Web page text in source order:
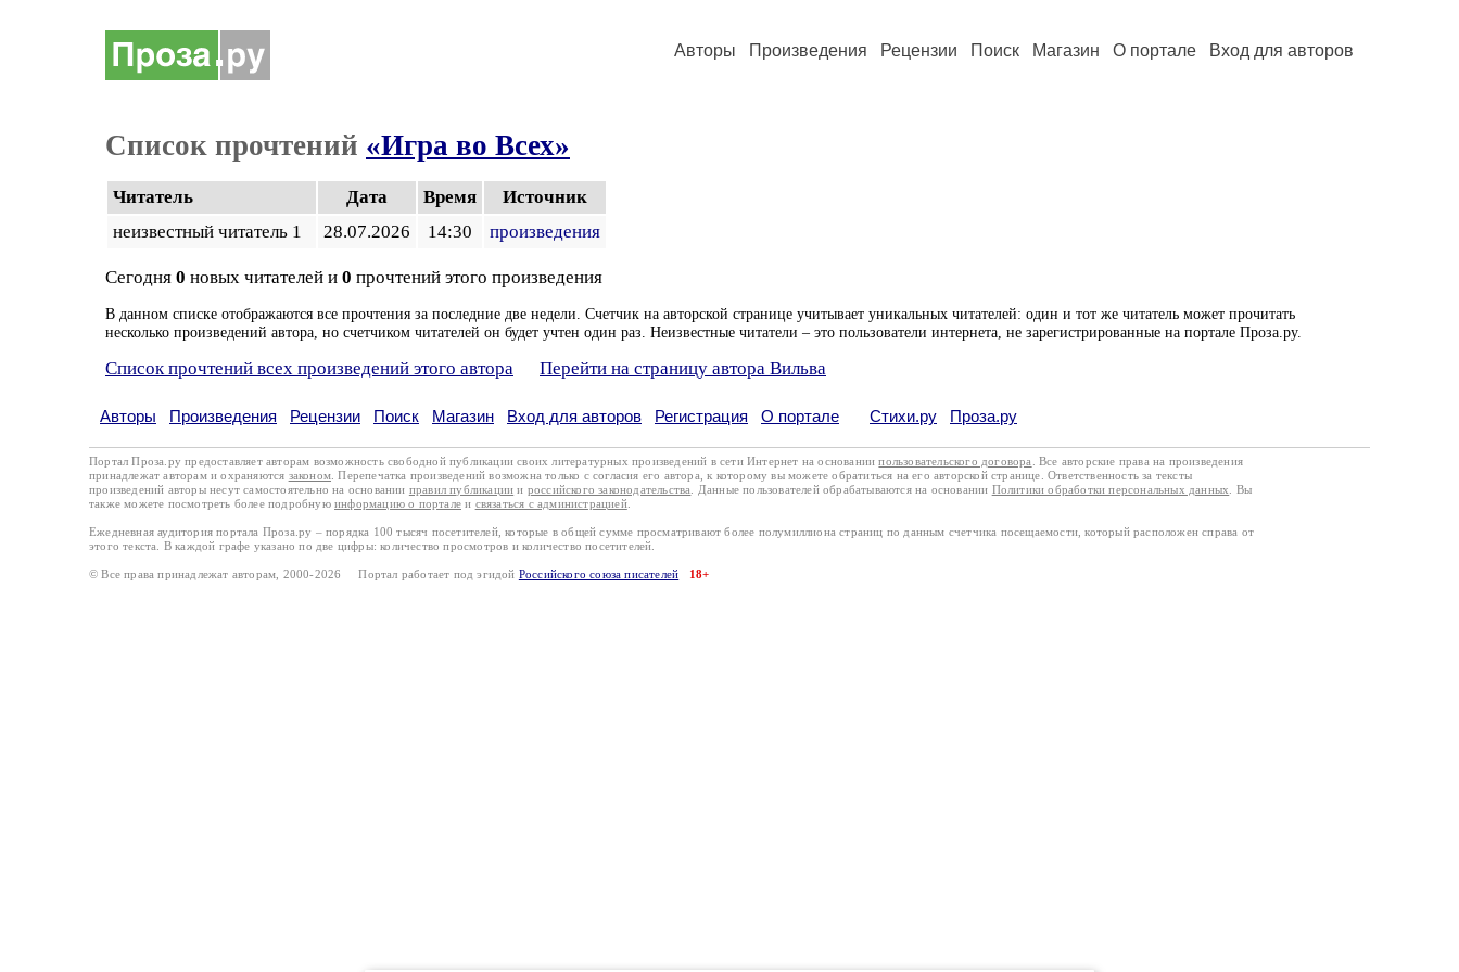
Авторы Произведения Рецензии Поиск Магазин О портале Вход для авторов
Список прочтений «Игра во Всех»
Читатель Дата Время
Источник
неизвестный читатель 1
28.07.2026 14:30 произведения
Сегодня 0 новых читателей и 0 прочтений этого произведения
В данном списке отображаются все прочтения за последние две недели. Счетчик на авторской странице учитывает уникальных читателей: один и тот же читатель может прочитать
несколько произведений автора, но счетчиком читателей он будет учтен один раз. Неизвестные читатели – это пользователи интернета, не зарегистрированные на портале Проза.ру.
Список прочтений всех произведений этого автора Перейти на страницу автора Вильва
Авторы Произведения Рецензии Поиск Магазин Вход для авторов Регистрация О портале Стихи.ру Проза.ру
Портал Проза.ру предоставляет авторам возможность свободной публикации своих литературных произведений в сети Интернет на основаниипользовательского договора
. Все авторские права на произведения
принадлежат авторам и охраняются законом . Перепечатка произведений возможна только с согласия его автора, к которому вы можете обратиться на его авторской странице. Ответственность за тексты
произведений авторы несут самостоятельно на основании правил публикации и российского законодательства . Данные пользователей обрабатываются на основании Политики обработки персональных данных
. Вы
также можете посмотреть более подробную информацию о портале и связаться с администрацией.
Ежедневная аудитория портала Проза.ру – порядка 100 тысяч посетителей, которые в общей сумме просматривают более полумиллиона страниц по данным счетчика посещаемости, который расположен справа от
этого текста. В каждой графе указано по две цифры: количество просмотров и количество посетителей.
© Все права принадлежат авторам, 2000-2026 Портал работает под эгидой Российского союза писателей 18+